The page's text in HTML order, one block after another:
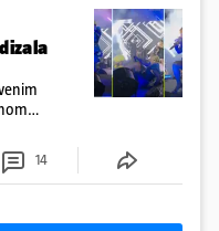
je s
14